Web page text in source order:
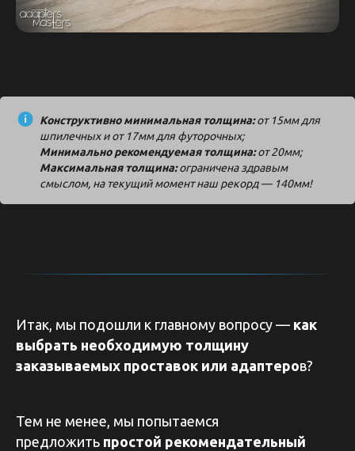
Конструктивно минимальная толщина:от 15мм для
шпилечных и от 17мм для футорочных;
Минимально рекомендуемая толщина:от 20мм;
Максимальная толщина:ограничена здравым
смыслом, на текущий момент наш рекорд — 140мм!
Итак, мы подошли к главному вопросу — как
выбрать необходимую толщину
заказываемых проставок или адаптеров?
Тем не менее, мы попытаемся
предложить простой рекомендательный